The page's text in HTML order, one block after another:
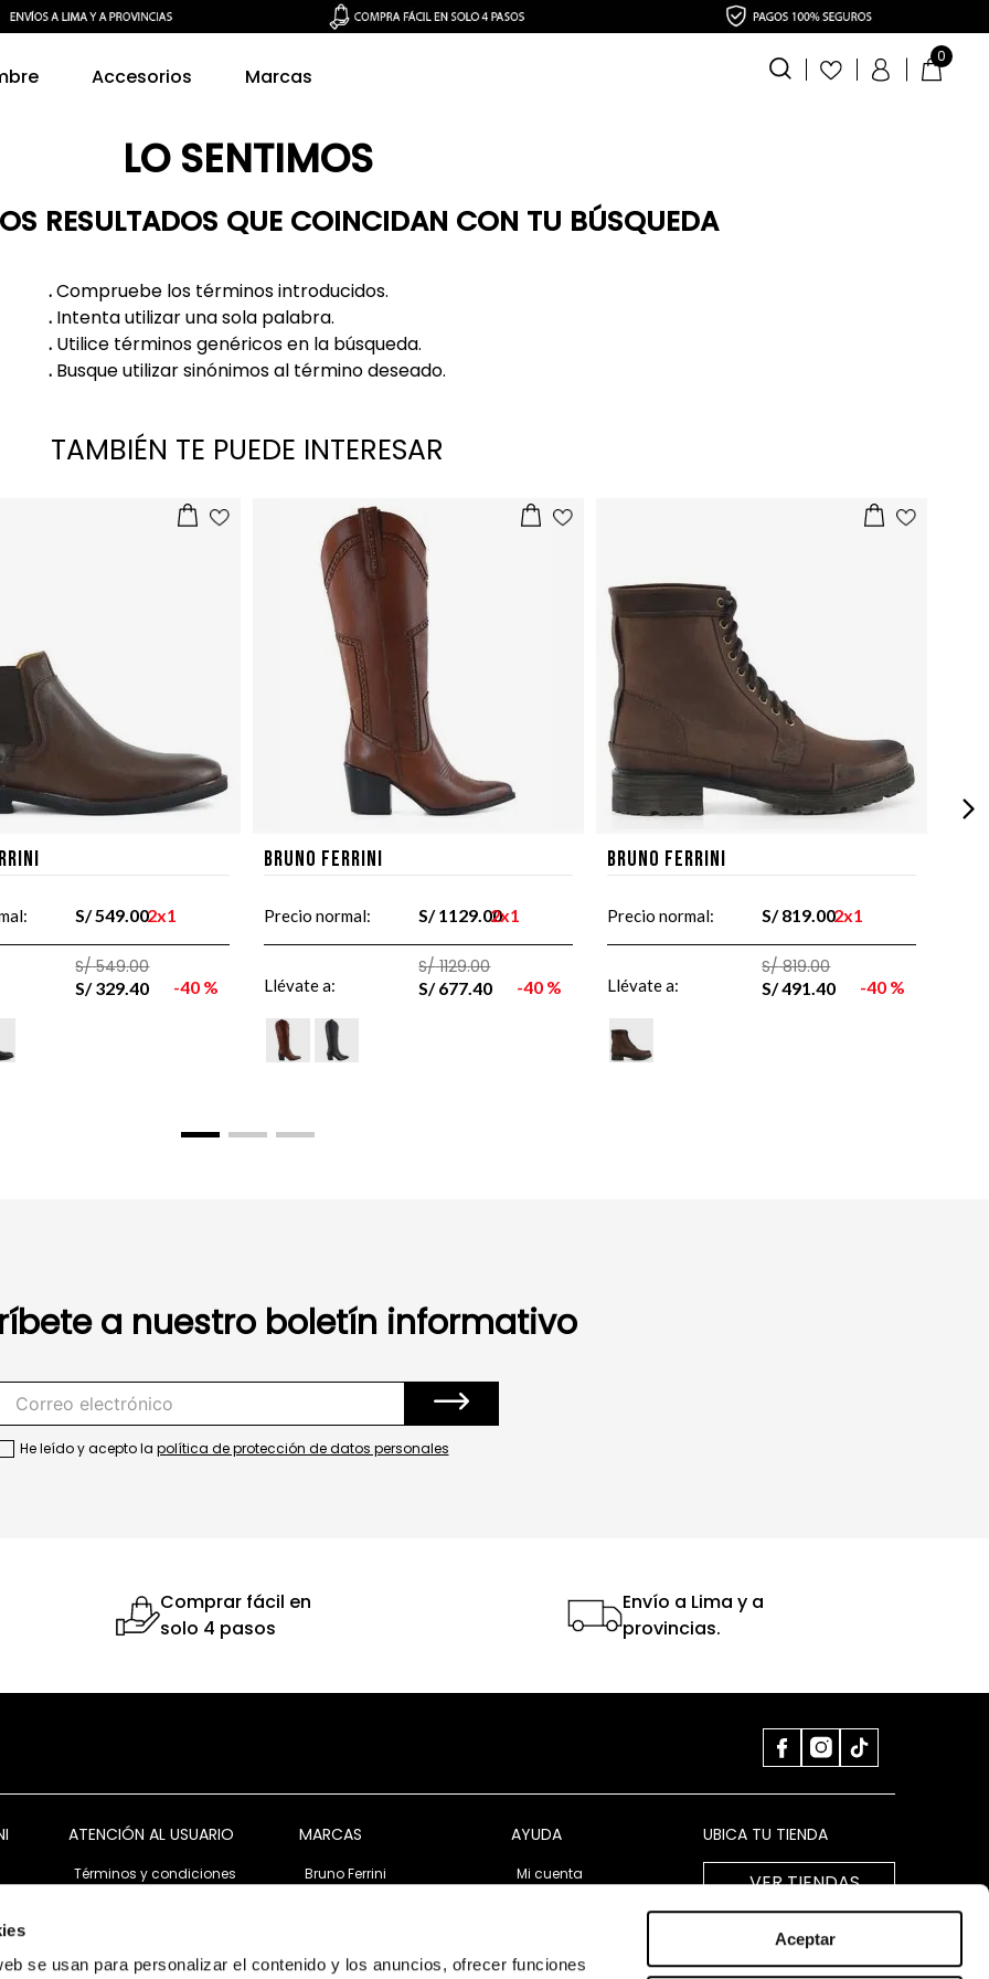
se usan para personalizar el contenido y los anuncios, ofrecer funciones
Aceptar
Accesorios Marcas
0
LO SENTIMOS
RESULTADOS QUE COINCIDAN CON TU BÚSQUEDA
.Compruebe los términos introducidos.
. Intenta utilizar una sola palabra.
. Utilice términos genéricos en la búsqueda.
. Busque utilizar sinónimos al término deseado.
TAMBIÉN TE PUEDE INTERESAR
S/549 002x1
S/ 549.00
S/329 .40 40 %
Bruno Ferrini
Precio normal: S/1129 00
2x1
Llévate a:
S/ 1129.00
S/677 .40 40 %
Bruno Ferrini
Precio normal: S/819 002x1
Llévate a:
S/ 819.00
S/491 .40 40 %
a nuestro boletín informativo
He leído y acepto la política de protección de datos personales
Comprar fácil en
solo 4 pasos
Envío a Lima y a
provincias.
ATENCIÓN AL USUARIO
Términos y condiciones
Política de cookies
MARCAS
Bruno Ferrini
Stacy Adams
AYUDA
Mi cuenta
UBICA TU TIENDA
VER TIENDAS
LIBRO DE RECLAMACIONES